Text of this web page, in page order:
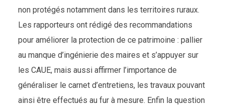
non protégés notamment dans les territoires ruraux.
Les rapporteurs ont rédigé des recommandations
pour améliorer la protection de ce patrimoine : pallier
au manque d’ingénierie des maires et s’appuyer sur
les CAUE, mais aussi affirmer l’importance de
généraliser le carnet d’entretiens, les travaux pouvant
ainsi être effectués au fur à mesure. Enfin la question